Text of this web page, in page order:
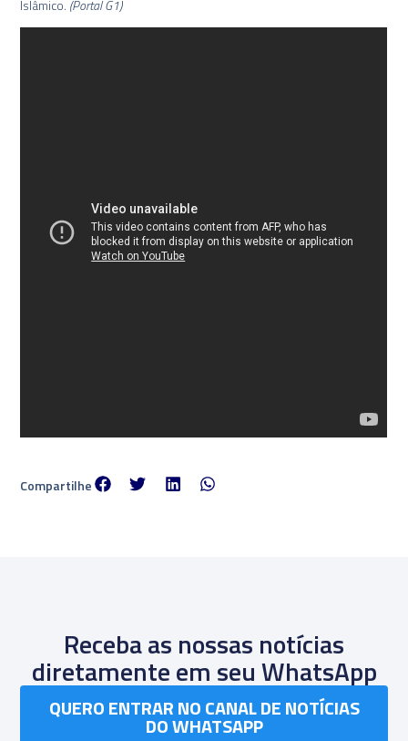
Islâmico. (Portal G1)
Compartilhe
Receba as nossas notícias
diretamente em seu WhatsApp
QUERO ENTRAR NO CANAL DE NOTÍCIAS
DO WHATSAPP